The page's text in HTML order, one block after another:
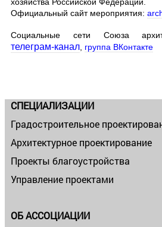
хозяйства Российской Федерации.
Официальный сайт мероприятия:
Социальные сети Союза
телеграм-канал, группа ВКонтакте
СПЕЦИАЛИЗАЦИИ
Градостроительное
Архитектурное проектирование
Проекты благоустройства
Управление проектами
ОБ АССОЦИАЦИИ